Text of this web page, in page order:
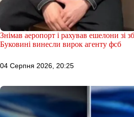
Знімав аеропорт і рахував ешелони зі
Буковині винесли вирок агенту фсб
04 Серпня 2026, 20:25